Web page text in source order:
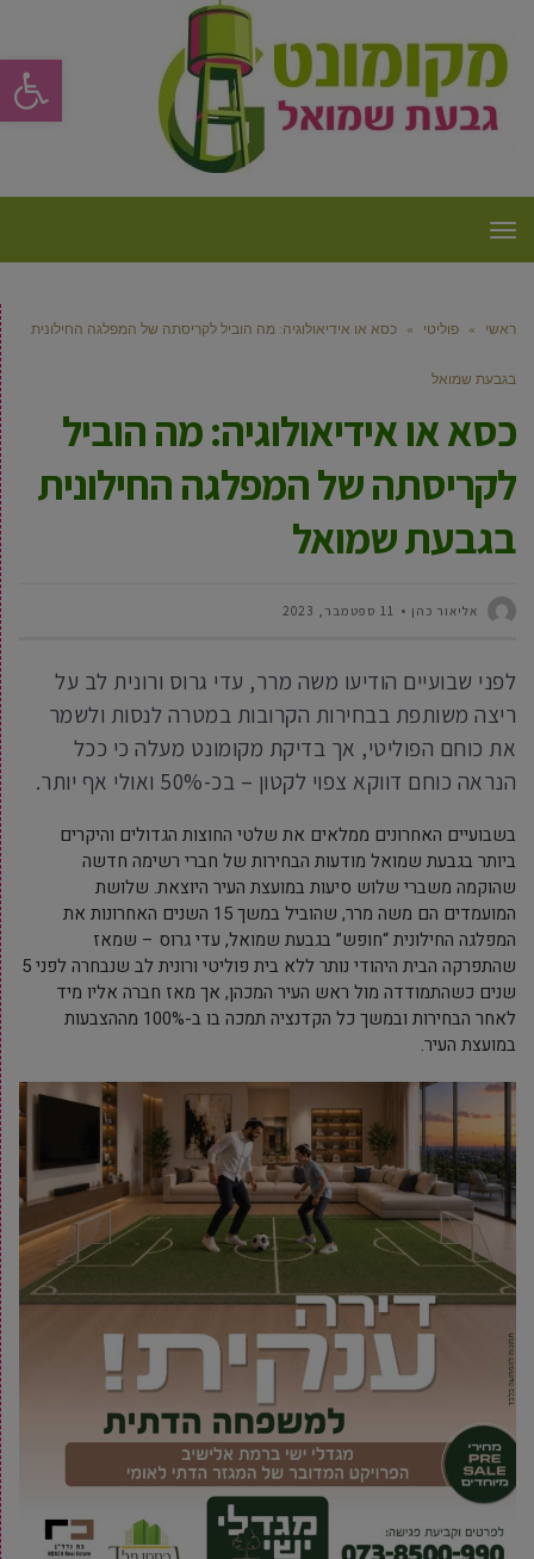
פתח
תפריט
ראשי » פוליטי » כסא או אידיאולוגיה: מה הוביל לקריסתה של המפלגה החילונית
בגבעת שמואל
כסא או אידיאולוגיה: מה הוביל
לקריסתה של המפלגה החילונית
בגבעת שמואל
11 ספטמבר, 2023
לפני שבועיים הודיעו משה מרר, עדי גרוס ורונית לב על
ריצה משותפת בבחירות הקרובות במטרה לנסות ולשמר
את כוחם הפוליטי, אך בדיקת מקומונט מעלה כי ככל
הנראה כוחם דווקא צפוי לקטון – בכ-50% ואולי אף יותר.
בשבועיים האחרונים ממלאים את שלטי החוצות הגדולים והיקרים
ביותר בגבעת שמואל מודעות הבחירות של חברי רשימה חדשה
שהוקמה משברי שלוש סיעות במועצת העיר היוצאת. שלושת
המועמדים הם משה מרר, שהוביל במשך 15 השנים האחרונות את
המפלגה החילונית “חופש” בגבעת שמואל, עדי גרוס – שמאז
שהתפרקה הבית היהודי נותר ללא בית פוליטי ורונית לב שנבחרה לפני 5
שנים כשהתמודדה מול ראש העיר המכהן, אך מאז חברה אליו מיד
לאחר הבחירות ובמשך כל הקדנציה תמכה בו ב-100% מההצבעות
במועצת העיר.